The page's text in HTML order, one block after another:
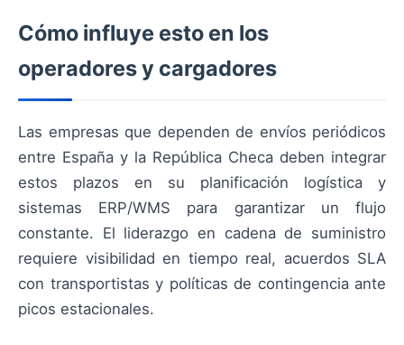
Cómo influye esto en los
operadores y cargadores
Las empresas que dependen de envíos periódicos
entre España y la República Checa deben integrar
estos plazos en su planificación logística y
sistemas ERP/WMS para garantizar un flujo
constante. El liderazgo en cadena de suministro
requiere visibilidad en tiempo real, acuerdos SLA
con transportistas y políticas de contingencia ante
picos estacionales.